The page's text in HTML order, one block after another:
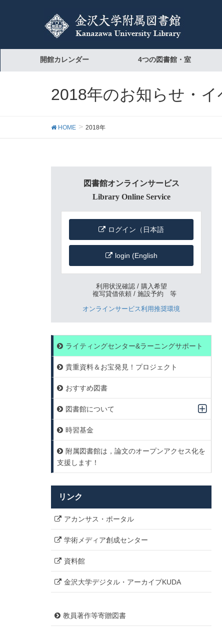
開館カレンダー 4つの図書館・室
2018年のお知らせ・
HOME 2018年
図書館オンラインサービス
Library Online Service
ログイン（日本語
login (English
利用状況確認 / 購入希望
複写貸借依頼 / 施設予約 等
オンラインサービス利用推奨環境
ライティングセンター&ラーニングサポート
貴重資料＆お宝発見！プロジェクト
おすすめ図書
図書館について
時習基金
附属図書館は，論文のオープンアクセス化を
支援します！
リンク
アカンサス・ポータル
学術メディア創成センター
資料館
金沢大学デジタル・アーカイブKUDA
教員著作等寄贈図書